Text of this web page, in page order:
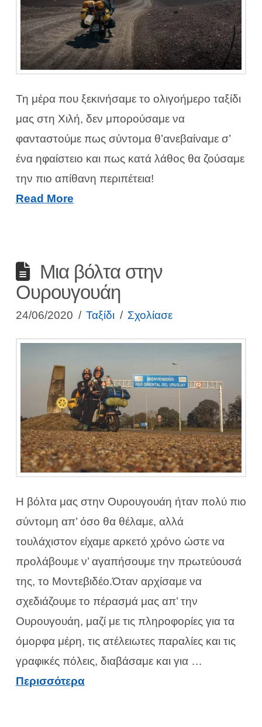
Τη μέρα που ξεκινήσαμε το ολιγοήμερο ταξίδι
μας στη Χιλή, δεν μπορούσαμε να
φανταστούμε πως σύντομα θ’ανεβαίναμε σ’
ένα ηφαίστειο και πως κατά λάθος θα ζούσαμε
την πιο απίθανη περιπέτεια!
Read More
Μια βόλτα στην
Ουρουγουάη
24/06/2020 Ταξίδι Σχολίασε
Η βόλτα μας στην Ουρουγουάη ήταν πολύ πιο
σύντομη απ’ όσο θα θέλαμε, αλλά
τουλάχιστον είχαμε αρκετό χρόνο ώστε να
προλάβουμε ν’ αγαπήσουμε την πρωτεύουσά
της, το Μοντεβιδέο.Όταν αρχίσαμε να
σχεδιάζουμε το πέρασμά μας απ’ την
Ουρουγουάη, μαζί με τις πληροφορίες για τα
όμορφα μέρη, τις ατέλειωτες παραλίες και τις
γραφικές πόλεις, διαβάσαμε και για …
Περισσότερα